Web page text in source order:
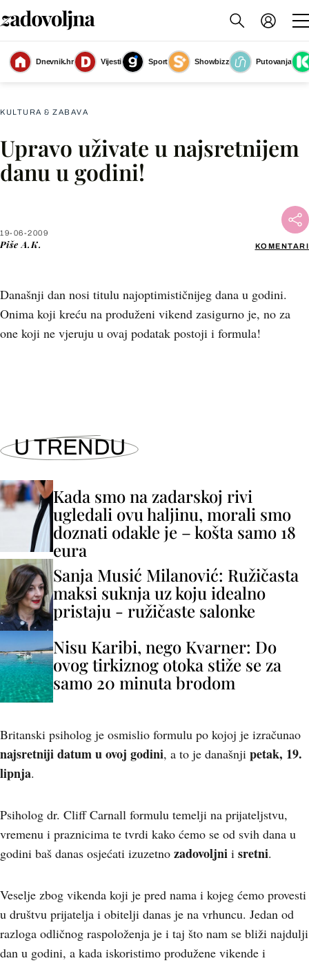
Dnevnik.hr Vijesti Sport Showbizz
Putovanja
Slika nije dostupna
KULTURA & ZABAVA
Upravo uživate u najsretnijem
danu u godini!
19-06-2009
Piše A.K. KOMENTARI
Današnji dan nosi titulu najoptimističnijeg dana u godini.
Onima koji kreću na produženi vikend zasigurno je, no za
one koji ne vjeruju u ovaj podatak postoji i formula!
Facebook
U TRENDU
Kada smo na zadarskoj rivi
ugledali ovu haljinu, morali smo
doznati odakle je – košta samo 18
eura
Sanja Musić Milanović: Ružičasta
maksi suknja uz koju idealno
pristaju - ružičaste salonke
Nisu Karibi, nego Kvarner: Do
ovog tirkiznog otoka stiže se za
samo 20 minuta brodom
Britanski psiholog je osmislio formulu po kojoj je izračunao
najsretniji datum u ovoj godini, a to je današnji petak, 19.
lipnja.
Psiholog dr. Cliff Carnall formulu temelji na prijateljstvu,
vremenu i praznicima te tvrdi kako ćemo se od svih dana u
godini baš danas osjećati izuzetno zadovoljni i sretni.
Veselje zbog vikenda koji je pred nama i kojeg ćemo provesti
u društvu prijatelja i obitelji danas je na vrhuncu. Jedan od
razloga odličnog raspoloženja je i taj što nam se bliži najdulji
dan u godini, a kada iskoristimo produžene vikende i